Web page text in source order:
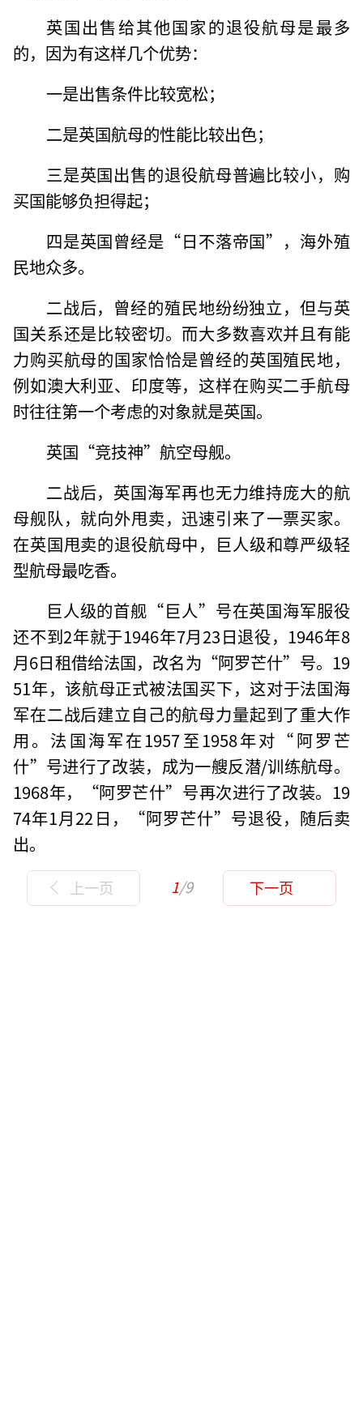
英国出售给其他国家的退役航母是最多
的，因为有这样几个优势：
一是出售条件比较宽松；
二是英国航母的性能比较出色；
三是英国出售的退役航母普遍比较小，购
买国能够负担得起；
四是英国曾经是“日不落帝国”，海外殖
民地众多。
二战后，曾经的殖民地纷纷独立，但与英
国关系还是比较密切。而大多数喜欢并且有能
力购买航母的国家恰恰是曾经的英国殖民地，
例如澳大利亚、印度等，这样在购买二手航母
时往往第一个考虑的对象就是英国。
英国“竞技神”航空母舰。
二战后，英国海军再也无力维持庞大的航
母舰队，就向外甩卖，迅速引来了一票买家。
在英国甩卖的退役航母中，巨人级和尊严级轻
型航母最吃香。
巨人级的首舰“巨人”号在英国海军服役
还不到2年就于1946年7月23日退役，1946年8
月6日租借给法国，改名为“阿罗芒什”号。19
51年，该航母正式被法国买下，这对于法国海
军在二战后建立自己的航母力量起到了重大作
用。法国海军在1957至1958年对“阿罗芒
什”号进行了改装，成为一艘反潜/训练航母。
1968年，“阿罗芒什”号再次进行了改装。19
74年1月22日，“阿罗芒什”号退役，随后卖
出。
上一页 1/9 下一页